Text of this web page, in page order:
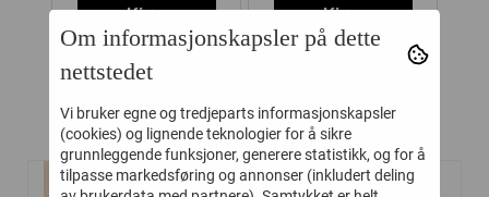
Kjøp
Kjøp
Relaterte produkter
Om informasjonskapsler på dette
nettstedet
Vi bruker egne og tredjeparts informasjonskapsler
(cookies) og lignende teknologier for å sikre
grunnleggende funksjoner, generere statistikk, og for å
tilpasse markedsføring og annonser (inkludert deling